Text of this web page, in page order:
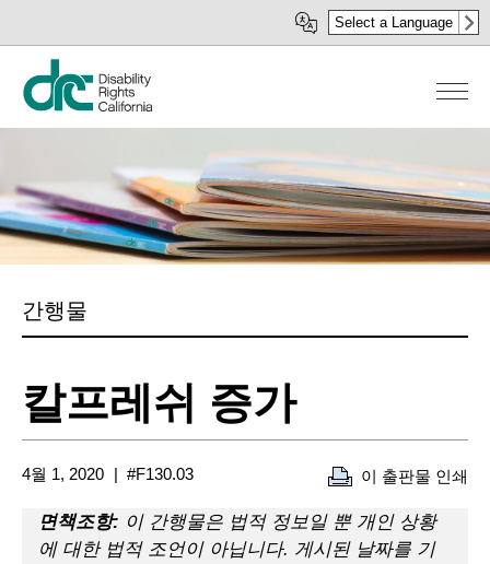
요
츠
너
뛰
기
Select a Language
간행물
칼프레쉬 증가
4월 1, 2020 #F130.03 이 출판물 인쇄
면책조항: 이 간행물은 법적 정보일 뿐 개인 상황
에 대한 법적 조언이 아닙니다. 게시된 날짜를 기